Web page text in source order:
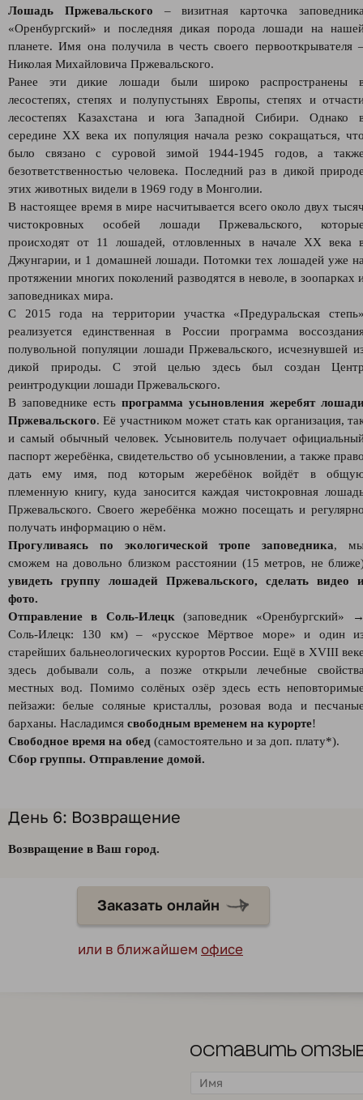
Лошадь Пржевальского – визитная карточка
«Оренбургский» и последняя дикая порода лошади на
планете. Имя она получила в честь своего первооткрывателя
Николая Михайловича Пржевальского.
Ранее эти дикие лошади были широко распространены
лесостепях, степях и полупустынях Европы, степях и
лесостепях Казахстана и юга Западной Сибири. Однако
середине XX века их популяция начала резко сокращаться,
было связано с суровой зимой 1944-1945 годов, а
безответственностью человека. Последний раз в дикой
этих животных видели в 1969 году в Монголии.
В настоящее время в мире насчитывается всего около двух
чистокровных особей лошади Пржевальского,
происходят от 11 лошадей, отловленных в начале XX века
Джунгарии, и 1 домашней лошади. Потомки тех лошадей уже
протяжении многих поколений разводятся в неволе, в зоопарках
заповедниках мира.
С 2015 года на территории участка «Предуральская
реализуется единственная в России программа
полувольной популяции лошади Пржевальского, исчезнувшей
дикой природы. С этой целью здесь был создан
реинтродукции лошади Пржевальского.
В заповеднике есть программа усыновления жеребят
Пржевальского. Её участником может стать как организация,
и самый обычный человек. Усыновитель получает
паспорт жеребёнка, свидетельство об усыновлении, а также
дать ему имя, под которым жеребёнок войдёт в
племенную книгу, куда заносится каждая чистокровная
Пржевальского. Своего жеребёнка можно посещать и
получать информацию о нём.
Прогуливаясь по экологической тропе заповедника,
сможем на довольно близком расстоянии (15 метров, не
увидеть группу лошадей Пржевальского, сделать видео
фото.
Отправление в Соль-Илецк (заповедник «Оренбургский»
Соль-Илецк: 130 км) – «русское Мёртвое море» и один
старейших бальнеологических курортов России. Ещё в XVIII
здесь добывали соль, а позже открыли лечебные
местных вод. Помимо солёных озёр здесь есть
пейзажи: белые соляные кристаллы, розовая вода и
барханы. Насладимся свободным временем на курорте!
Свободное время на обед (самостоятельно и за доп. плату*).
Сбор группы. Отправление домой.
День 6: Возвращение
Возвращение в Ваш город.
Заказать онлайн
или в ближайшем офисе
Оставить